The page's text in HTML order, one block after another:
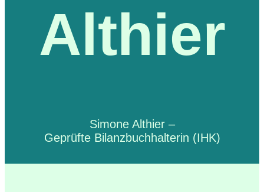
Althier
Simone Althier –
Geprüfte Bilanzbuchhalterin (IHK)